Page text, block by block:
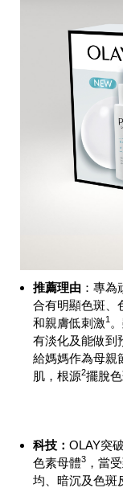
推薦理由 ：專
合有明顯色斑、
和親膚低刺激1
有淡化及能做到
給媽媽作為母親
肌，根源2擺脫色
科技：OLAY突
色素母體3 ，當
均、暗沉及色斑